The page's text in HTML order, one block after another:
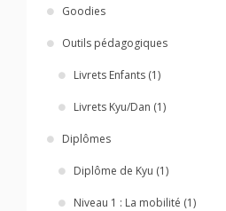
Goodies
Outils pédagogiques
Livrets Enfants (1)
Livrets Kyu/Dan (1)
Diplômes
Diplôme de Kyu (1)
Niveau 1 : La mobilité (1)